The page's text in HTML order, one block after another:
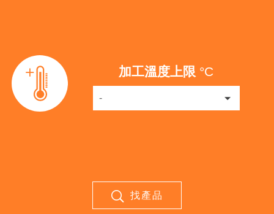
加工溫度上限 °C
-
找產品